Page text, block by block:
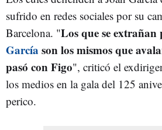
sufrido en redes sociales por su
Barcelona. "Los que se extrañan
García son los mismos que
pasó con Figo", criticó el
los medios en la gala del 125
perico.